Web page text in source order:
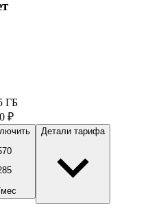
ГБ
₽
Детали тарифа